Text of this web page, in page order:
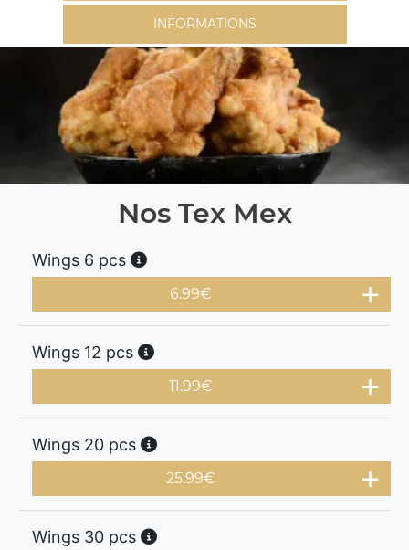
INFORMATIONS
Nos Tex Mex
Wings 6 pcs
6.99€
Wings 12 pcs
11.99€
Wings 20 pcs
25.99€
Wings 30 pcs